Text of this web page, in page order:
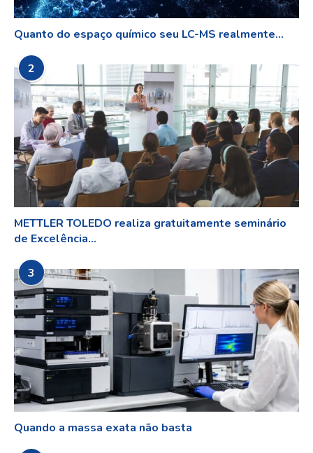
Quanto do espaço químico seu LC-MS realmente...
2
METTLER TOLEDO realiza gratuitamente seminário
de Excelência...
3
Quando a massa exata não basta